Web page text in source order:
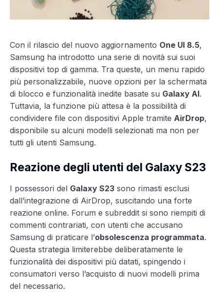
Con il rilascio del nuovo aggiornamento One UI 8.5,
Samsung ha introdotto una serie di novità sui suoi
dispositivi top di gamma. Tra queste, un menu rapido
più personalizzabile, nuove opzioni per la schermata
di blocco e funzionalità inedite basate su Galaxy AI.
Tuttavia, la funzione più attesa è la possibilità di
condividere file con dispositivi Apple tramite AirDrop,
disponibile su alcuni modelli selezionati ma non per
tutti gli utenti Samsung.
Reazione degli utenti del Galaxy S23
I possessori del Galaxy S23 sono rimasti esclusi
dall’integrazione di AirDrop, suscitando una forte
reazione online. Forum e subreddit si sono riempiti di
commenti contrariati, con utenti che accusano
Samsung di praticare l’obsolescenza programmata.
Questa strategia limiterebbe deliberatamente le
funzionalità dei dispositivi più datati, spingendo i
consumatori verso l’acquisto di nuovi modelli prima
del necessario.